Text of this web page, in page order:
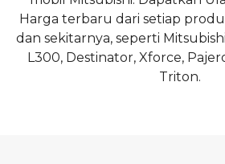
Harga terbaru dari setiap
dan sekitarnya, seperti
L300, Destinator, Xforce,
Triton.